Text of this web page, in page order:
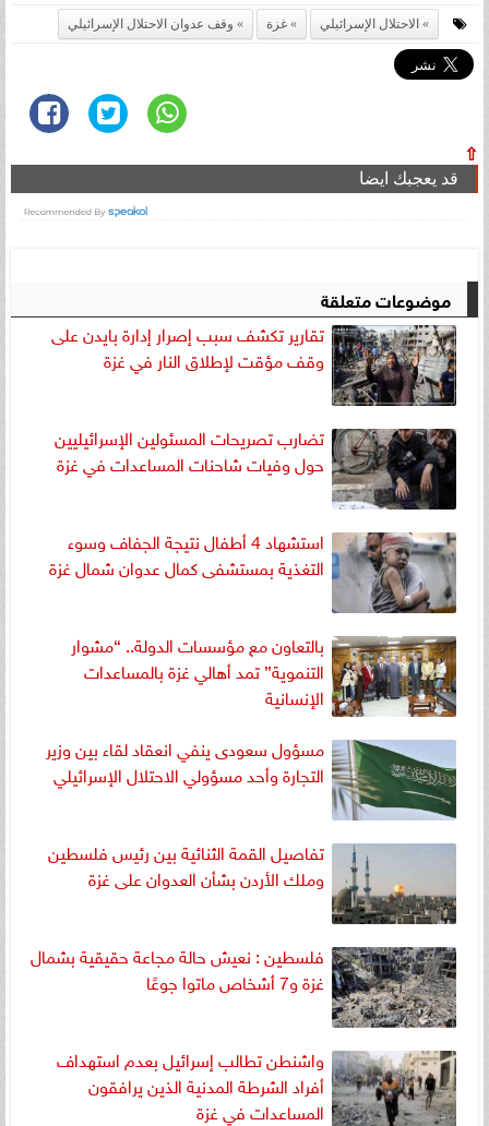
الاحتلال الإسرائيلي غزة وقف عدوان الاحتلال الإسرائيلي
⇧
قد يعجبك ايضا
موضوعات متعلقة
تقارير تكشف سبب إصرار إدارة بايدن على
وقف مؤقت لإطلاق النار في غزة
تضارب تصريحات المسئولين الإسرائيليين
حول وفيات شاحنات المساعدات في غزة
استشهاد 4 أطفال نتيجة الجفاف وسوء
التغذية بمستشفى كمال عدوان شمال غزة
بالتعاون مع مؤسسات الدولة.. “مشوار
التنموية” تمد أهالي غزة بالمساعدات
الإنسانية
مسؤول سعودى ينفي انعقاد لقاء بين وزير
التجارة وأحد مسؤولي الاحتلال الإسرائيلي
تفاصيل القمة الثنائية بين رئيس فلسطين
وملك الأردن بشأن العدوان على غزة
فلسطين : نعيش حالة مجاعة حقيقية بشمال
غزة و7 أشخاص ماتوا جوعًا
واشنطن تطالب إسرائيل بعدم استهداف
أفراد الشرطة المدنية الذين يرافقون
المساعدات في غزة